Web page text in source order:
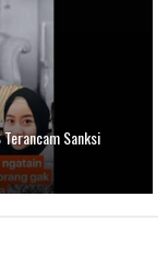
Sanksi